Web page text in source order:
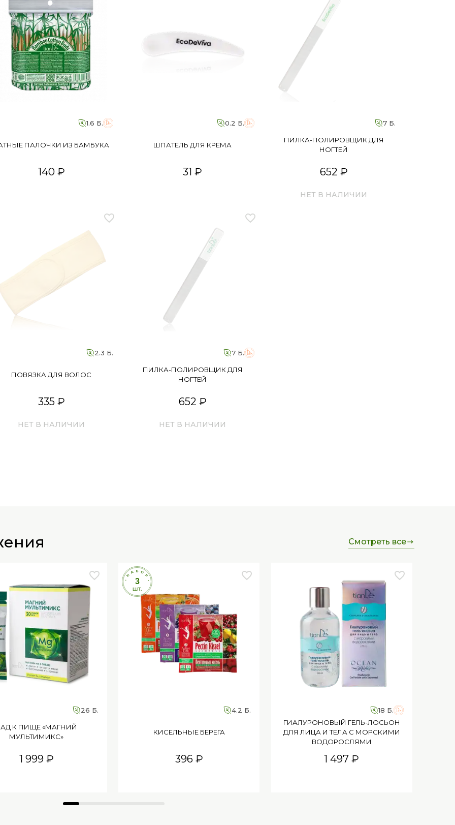
1.6 Б.
ПАЛОЧКИ ИЗ БАМБУКА
140 ₽
0.2 Б.
ШПАТЕЛЬ ДЛЯ КРЕМА
31 ₽
7 Б.
ПИЛКА-ПОЛИРОВЩИК ДЛЯ
НОГТЕЙ
652 ₽
НЕТ В НАЛИЧИИ
2.3 Б.
ПОВЯЗКА ДЛЯ ВОЛОС
335 ₽
НЕТ В НАЛИЧИИ
7 Б.
ПИЛКА-ПОЛИРОВЩИК ДЛЯ
НОГТЕЙ
652 ₽
НЕТ В НАЛИЧИИ
смотреть все
26 Б.
К ПИЩЕ «МАГНИЙ
МУЛЬТИМИКС»
1 999 ₽
4.2 Б.
КИСЕЛЬНЫЕ БЕРЕГА
396 ₽
18 Б.
ГИАЛУРОНОВЫЙ ГЕЛЬ-ЛОСЬОН
ДЛЯ ЛИЦА И ТЕЛА С МОРСКИМИ
ВОДОРОСЛЯМИ
1 497 ₽